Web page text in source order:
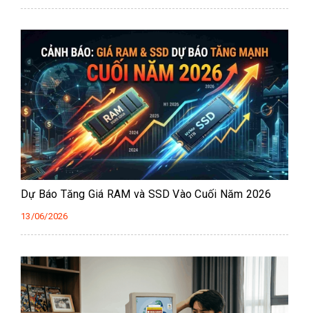
Dự Báo Tăng Giá RAM và SSD Vào Cuối Năm 2026
13/06/2026